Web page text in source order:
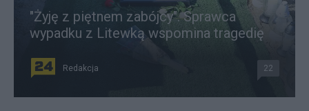
"Żyję z piętnem zabójcy". Sprawca
wypadku z Litewką wspomina tragedię
Redakcja 22